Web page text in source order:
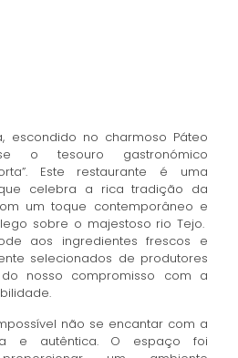
escondido no charmoso Páteo
se o tesouro gastronómico
Este restaurante é uma
celebra a rica tradição da
um toque contemporâneo e
sobre o majestoso rio Tejo.
aos ingredientes frescos e
selecionados de produtores
nosso compromisso com a
não se encantar com a
e autêntica. O espaço foi